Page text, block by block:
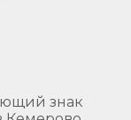
знак